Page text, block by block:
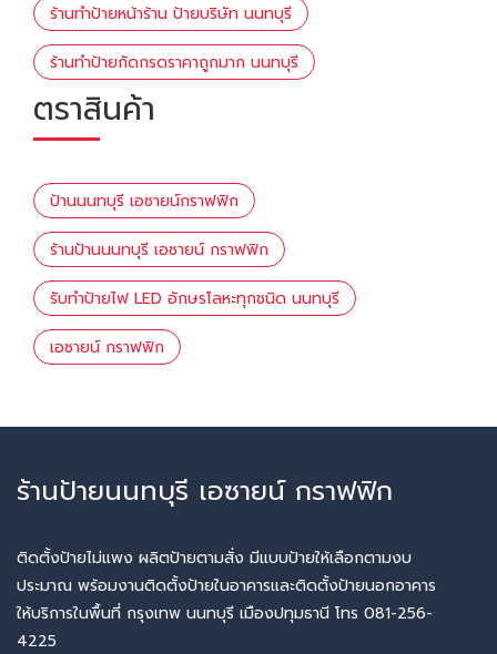
ร้านทำป้ายหน้าร้าน ป้ายบริษัท นนทบุรี
ร้านทำป้ายกัดกรดราคาถูกมาก นนทบุรี
ตราสินค้า
ป้านนนทบุรี เอซายน์กราฟฟิก
ร้านป้านนนทบุรี เอซายน์ กราฟฟิก
รับทำป้ายไฟ LED อักษรโลหะทุกชนิด นนทบุรี
เอซายน์ กราฟฟิก
ร้านป้ายนนทบุรี เอซายน์ กราฟฟิก
ติดตั้งป้ายไม่แพง ผลิตป้ายตามสั่ง มีแบบป้ายให้เลือกตามงบ
ประมาณ พร้อมงานติดตั้งป้ายในอาคารและติดตั้งป้ายนอกอาคาร
ให้บริการในพื้นที่ กรุงเทพ นนทบุรี เมืองปทุมธานี โทร 081-256-
4225